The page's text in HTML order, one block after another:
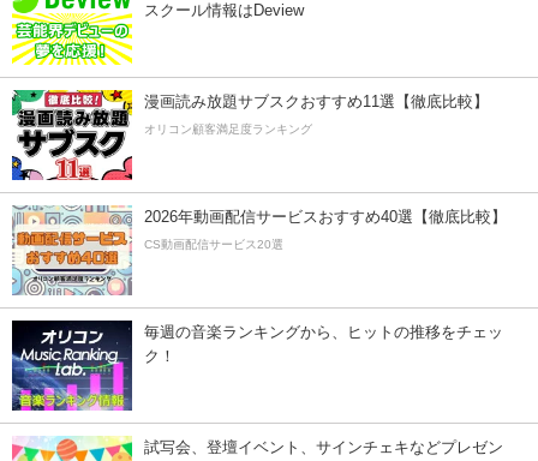
スクール情報はDeview
漫画読み放題サブスクおすすめ11選【徹底比較】
オリコン顧客満足度ランキング
2026年動画配信サービスおすすめ40選【徹底比較】
CS動画配信サービス20選
毎週の音楽ランキングから、ヒットの推移をチェッ
ク！
試写会、登壇イベント、サインチェキなどプレゼン